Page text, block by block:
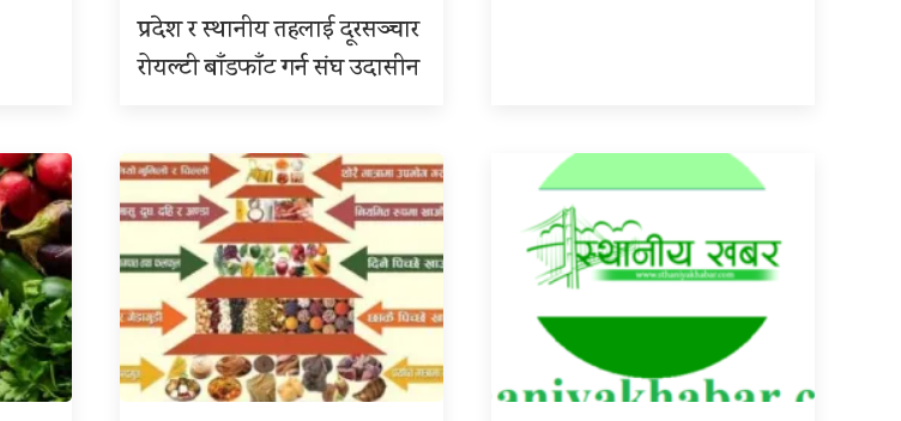
प्रदेश र स्थानीय तहलाई दूरसञ्चार
रोयल्टी बाँडफाँट गर्न संघ उदासीन